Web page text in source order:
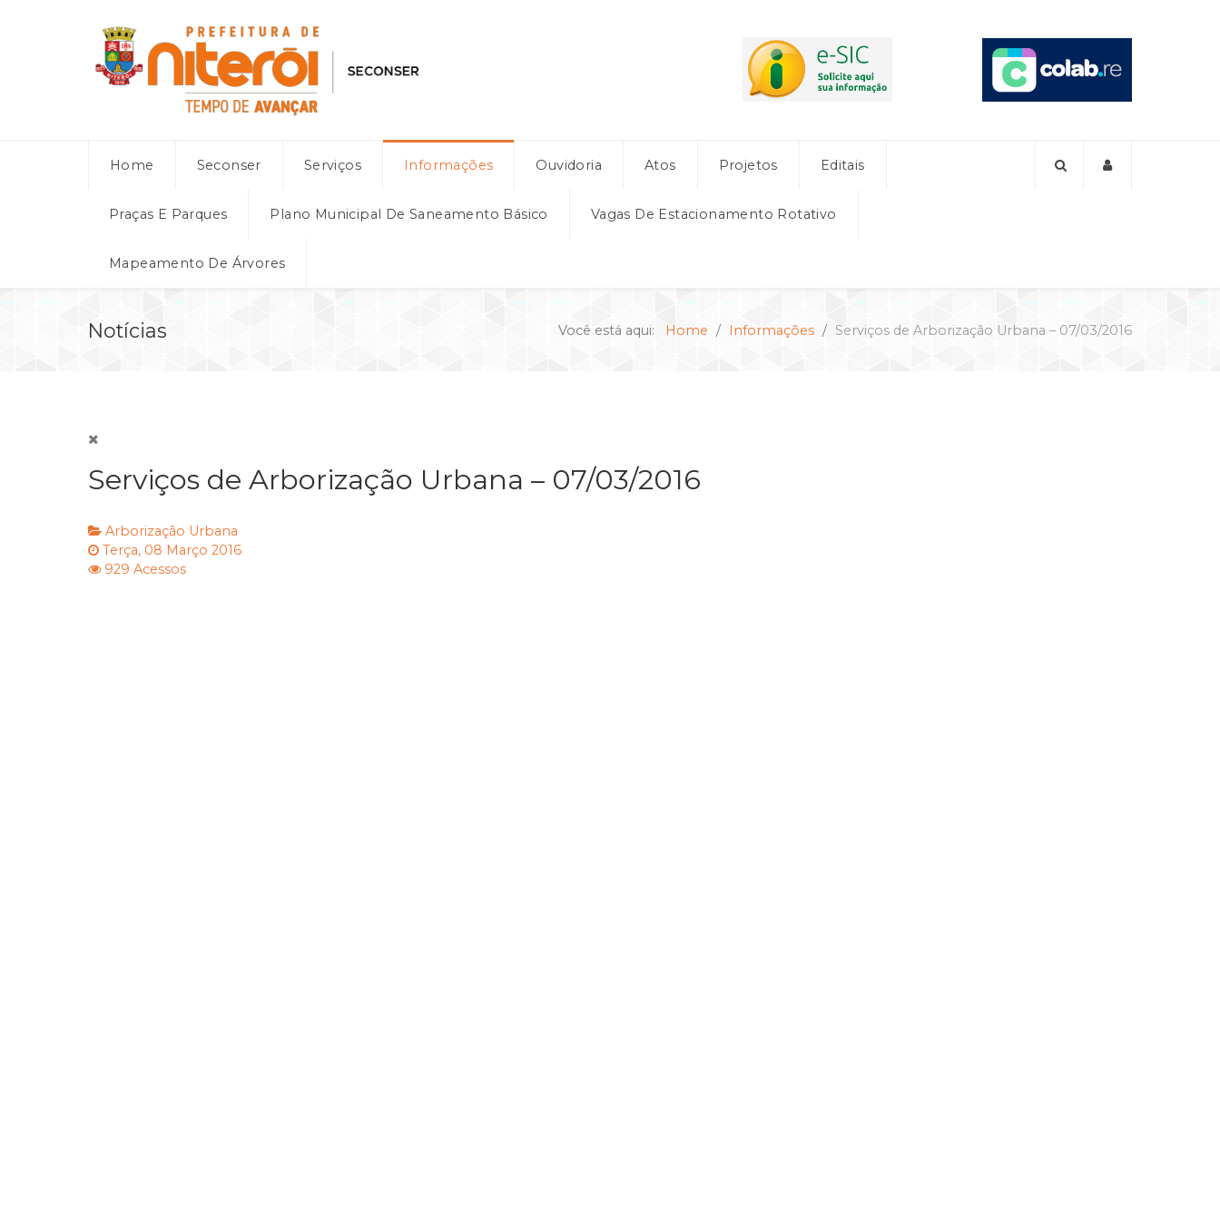
Home Seconser Serviços Informações Ouvidoria Atos Projetos Editais
Praças E Parques Plano Municipal De Saneamento Básico Vagas De Estacionamento Rotativo
Mapeamento De Árvores
Notícias Você está aqui: Home Informações Serviços de Arborização Urbana – 07/03/2016
Serviços de Arborização Urbana – 07/03/2016
Arborização Urbana
Terça, 08 Março 2016
929 Acessos